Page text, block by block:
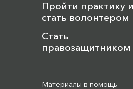
Пройти практику и
стать волонтером
Стать
правозащитником
Материалы в помощь